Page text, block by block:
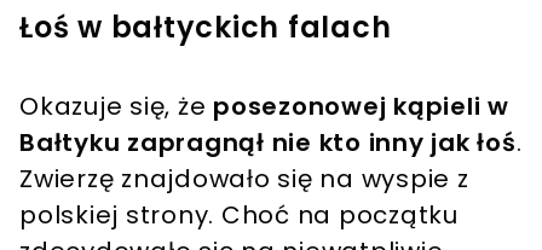
Łoś w bałtyckich falach
Okazuje się, że posezonowej kąpieli w
Bałtyku zapragnął nie kto inny jak łoś.
Zwierzę znajdowało się na wyspie z
polskiej strony. Choć na początku